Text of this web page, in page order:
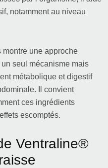
notamment au niveau
montre une approche
un seul mécanisme mais
métabolique et digestif
Il convient
ces ingrédients
escomptés.
Ventraline®